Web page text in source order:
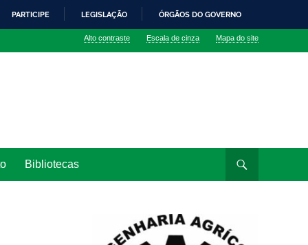
PARTICIPE LEGISLAÇÃO ÓRGÃOS DO GOVERNO
Alto contraste Escala de cinza Mapa do site
Bibliotecas